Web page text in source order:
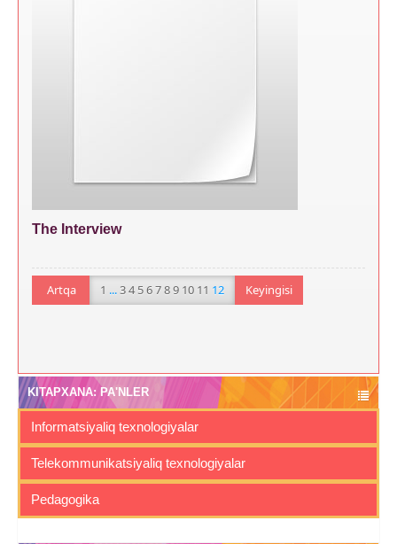
The Interview
Artqa 1 ...34 56789 10 11 12 Keyingisi
KITAPXANA: PA'NLER
Informatsiyaliq texnologiyalar
Telekommunikatsiyaliq texnologiyalar
Pedagogika